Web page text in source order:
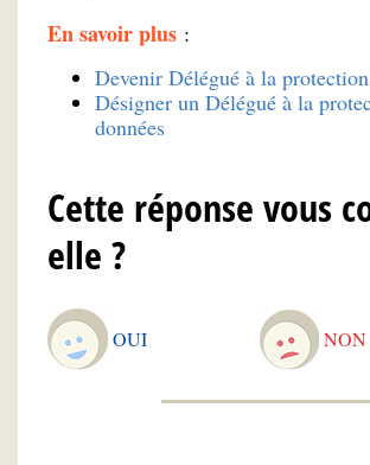
En savoir plus :
Devenir Délégué à la
Désigner un Délégué à la
données
Cette réponse vous
elle ?
OUI NON